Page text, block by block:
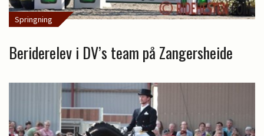
Springning
Beriderelev i DV’s team på Zangersheide